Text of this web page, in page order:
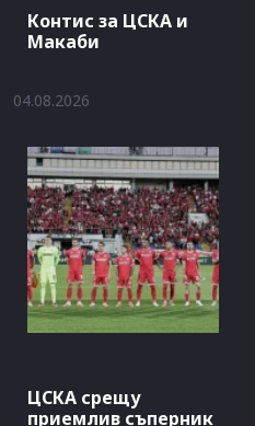
Контис за ЦСКА и
Макаби
04.08.2026
ЦСКА срещу
приемлив съперник